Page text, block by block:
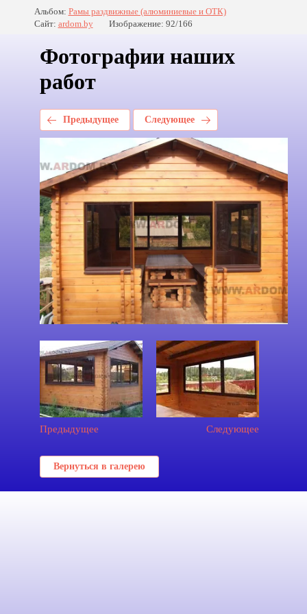
Альбом: Рамы раздвижные (алюминиевые и ОТК)
Сайт: ardom.by Изображение: 92/166
Фотографии наших
работ
Предыдущее Следующее
Предыдущее Следующее
Вернуться в галерею